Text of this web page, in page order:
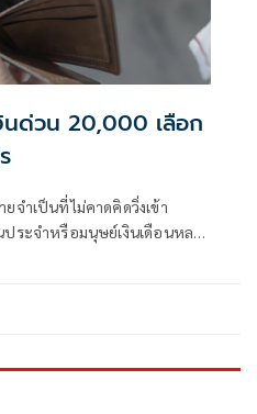
นด่วน 20,000 เลือก
จำเป็นที่ไม่คาดคิดวิ่งเข้า
ระจำหรือมนุษย์เงินเดือนหลาย